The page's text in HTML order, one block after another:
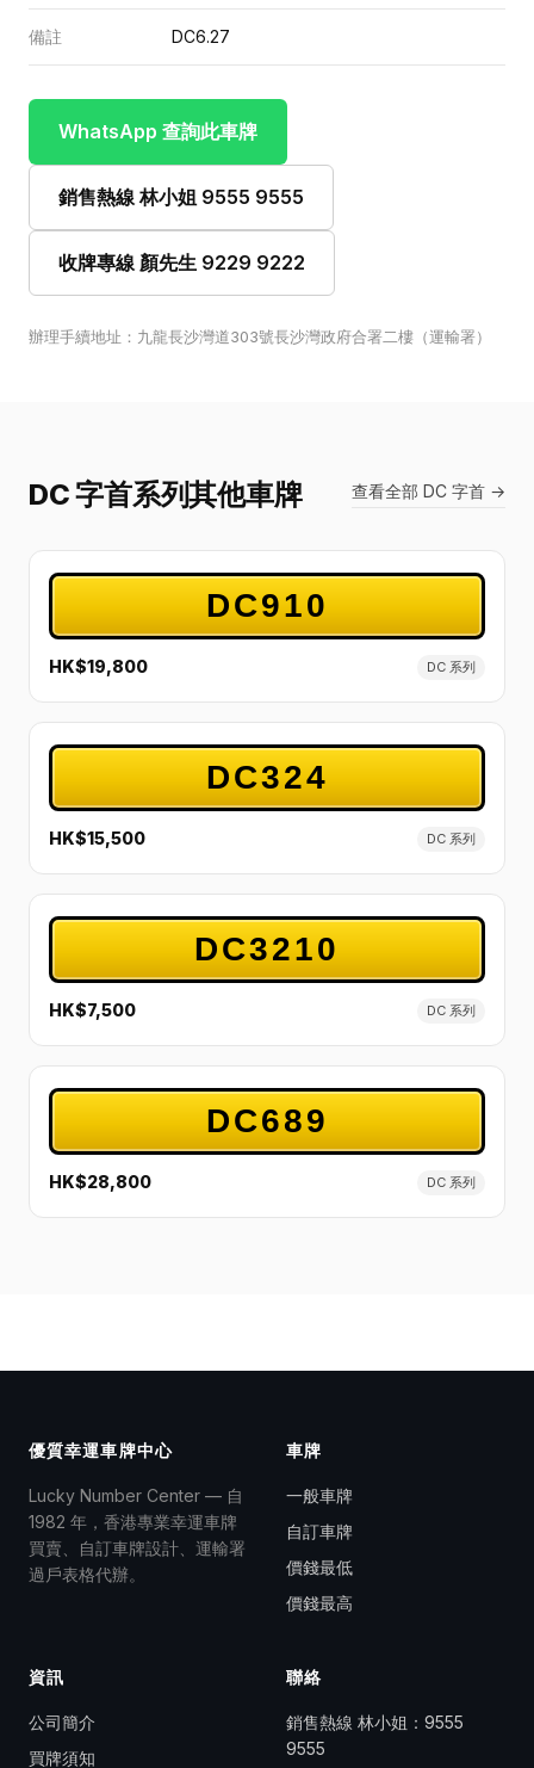
備註 DC6.27
WhatsApp 查詢此車牌
銷售熱線 林小姐 9555 9555
收牌專線 顏先生 9229 9222
辦理手續地址：九龍長沙灣道303號長沙灣政府合署二樓（運輸署）
DC 字首系列其他車牌 查看全部 DC 字首 →
DC910
HK$19,800 DC 系列
DC324
HK$15,500 DC 系列
DC3210
HK$7,500 DC 系列
DC689
HK$28,800 DC 系列
優質幸運車牌中心
Lucky Number Center — 自
1982 年，香港專業幸運車牌
買賣、自訂車牌設計、運輸署
過戶表格代辦。
車牌
一般車牌
自訂車牌
價錢最低
價錢最高
資訊
公司簡介
買牌須知
聯絡
銷售熱線 林小姐： 9555
9555